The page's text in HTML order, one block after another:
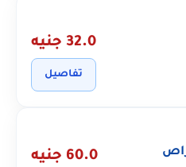
32.0 جنيه
تفاصيل
60.0 جنيه